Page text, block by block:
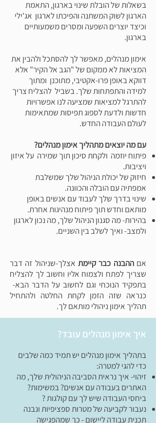
בשאלות של הובלת שינוי בארגון, התאמת
הארגון לשוק המשתנה והפיכתו לארגון אג'ילי
וכיצד יוצרים השפעה ומסרים משמעותיים
בארגון.
אימון מנהלים, מאפשר לך להסתכל ולהבין את
המציאות לא ממקום של "הגב אל הקיר" אלא
דווקא באופן פרו-אקטיבי, מתוכנן ומתוך
למידה והתפתחות שלך. ​בשביל להצליח צריך
להתרגל למציאות שמציעה לנו אפשרויות
חדשות ולדעת לספוג תפיסות שמתאימות
לעולם העבודה החדש.
עם מה יוצאים מתהליך אימון מנהלים?
פיתוח יוזמה ולקחת סיכון תוך שמירה על איזון
ויציבות.
חיזוק של יכולת הניהול שלך שמשלבת
אמפתיה עם הובלה והכוונה.
שינוי בדרך שלך לעבוד עם אנשים באופן
מותאם וחדש תוך פיתוח מנהיגות אחרת.
בהירות- מה סגנון הניהול שלך, מה נכון לארגון
ולמצב- ואיך לשלב בין השניים.
אםההבנה כבר קיימת אצלך-שניהול זה דבר
שצריך לפתח ולצמוח אליו וחשוב לך להצליח
בתפקיד הנוכחי וגם לחשוב על הדבר הבא-
כנראה שזה הזמן לקחת החלטה ולהתחיל
תהליך אימון ניהולי מותאם לך.
איך אימון מנהלים עובד?
בתהליך אימון מנהלים יש תמיד כמה שלבים
כדי להגי למטרה:
זיהוי- איך נראית הסביבה הניהולית שלך, מה
האתרים בעבודה עם אנשים? במשימות?
ביחסי העבודה שיש לך עם קולגות ?
נעבור לקביעה של מטרות ספציפיות ונבנה
תכנית עבודה ליישום - כך שמהפגישה